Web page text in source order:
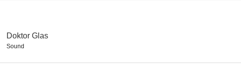
Doktor Glas
Sound